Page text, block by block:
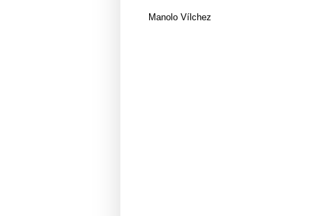
Manolo Vílchez